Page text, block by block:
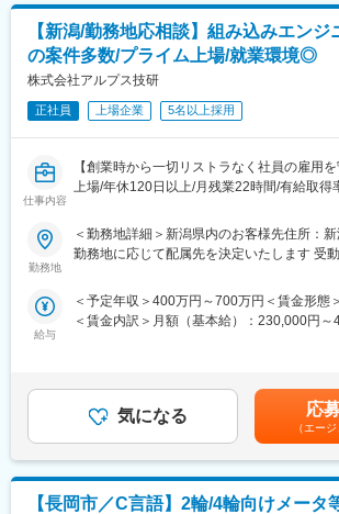
器、精密測定機器や光学機器といった分野
置、CADを使った詳細設計へ段階的にステ
験計画の作成や評価結果の整理、改良案の検
ス全体に触れながら理解を深めます。プロジ
進めるため、日々の作業の確認や技術相談は
と行いやすい環境です。論理的に構造を捉え
ています。
同社は安定経営を続け、創業以来リストラ
ん。定着率95.4％を支える背景には、現場に
■働き方
・子ども手当など長期就業を支える制度が
■キャリアパス
ESS（エンジニアサポートシステム）によ
にキャリア相談を実施。上流設計に進む、
げる、スペシャリストやマネジメントへ進
を描けます。入社後も面談を重ね、希望と適
【新潟/勤務地応相談】組み込みエンジ
の案件多数/プライム上場/就業環境◎
株式会社アルプス技研
正社員 上場企業 5名以上採用
仕事内容
【創業時から一切リストラなく社員の雇用
上場/年休120日以上/月残業22時間/有給取得
■業務内容：長期安定的に市場価値向上が期
(1)自動車電気制御ユニット、各種電子制御
体製造装置・半導体制御装置の開発(3)医療
技術者派遣／請負・受託開発を中核として事
す。メーカーによる圧倒的な支持・安定経営
しており、堅実さが一番の特徴と言えます
だけでなく、派遣時におけるプロジェクト
め結束力の高さに加え、転居を伴う転勤は
め自宅からの通勤可能性が高く、退職者も少
勤務地
＜勤務地詳細＞新潟県内のお客様先住所：
勤務地に応じて配属先を決定いたします 受
給与
＜予定年収＞400万円～700万円＜賃金形態
＜賃金内訳＞月額（基本給）：230,000円～
円（28歳、役職なし、経験4年）、
ャー補佐、経験8年）、7,000,000円（37歳
12年）賃金はあくまでも目安の金額であり
る可能性があります。月給(月額)は固定手当
気になる 応
（エー
【長岡市／C言語】2輪/4輪向けメータ